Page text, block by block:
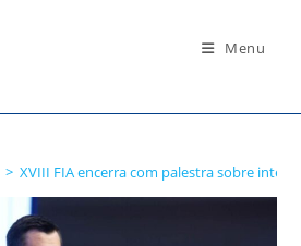
Menu
> XVIII FIA encerra com palestra sobre